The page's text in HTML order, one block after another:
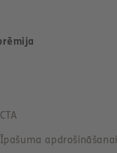
CTA
Īpašuma apdrošināšanai